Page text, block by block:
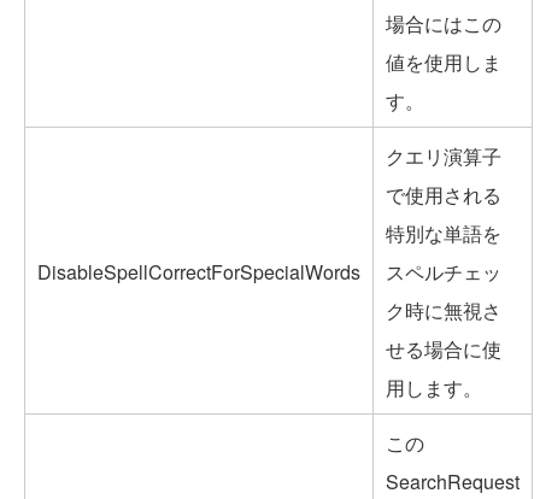
場合にはこの
値を使用しま
す。
DisableSpellCorrectForSpecialWords
クエリ演算子
で使用される
特別な単語を
スペルチェッ
ク時に無視さ
せる場合に使
用します。
この
SearchRequest